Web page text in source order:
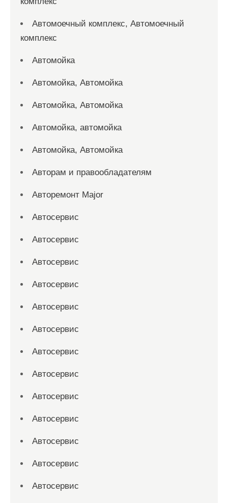
Автомоечный комплекс, Автомоечный
комплекс
Автомойка
Автомойка, Автомойка
Автомойка, Автомойка
Автомойка, автомойка
Автомойка, Автомойка
Авторам и правообладателям
Авторемонт Major
Автосервис
Автосервис
Автосервис
Автосервис
Автосервис
Автосервис
Автосервис
Автосервис
Автосервис
Автосервис
Автосервис
Автосервис
Автосервис